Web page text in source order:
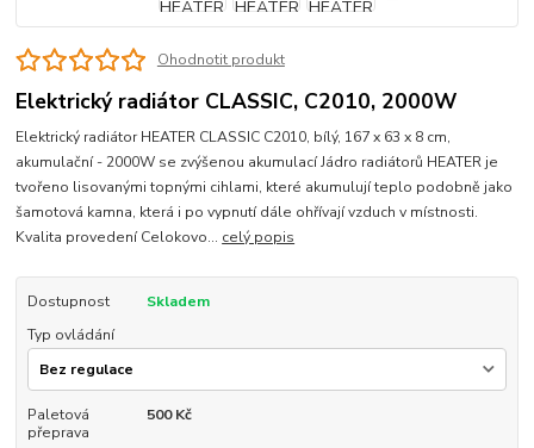
Ohodnotit produkt
Elektrický radiátor CLASSIC, C2010, 2000W
Elektrický radiátor HEATER CLASSIC C2010, bílý, 167 x 63 x 8 cm,
akumulační - 2000W se zvýšenou akumulací Jádro radiátorů HEATER je
tvořeno lisovanými topnými cihlami, které akumulují teplo podobně jako
šamotová kamna, která i po vypnutí dále ohřívají vzduch v místnosti.
Kvalita provedení Celokovo... celý popis
Dostupnost
Skladem
Typ ovládání
Paletová
přeprava
500 Kč